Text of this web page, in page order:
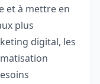
et à mettre en
plus
digital, les